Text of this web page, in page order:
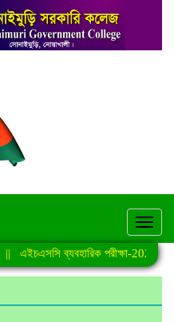
এইচএসসি ব্যবহারিক পরীক্ষা-2026 এর